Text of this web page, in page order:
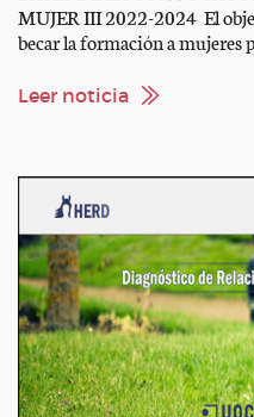
MUJER III 2022-2024 El
becar la formación a
y Técnico Deportivo de
Leer noticia